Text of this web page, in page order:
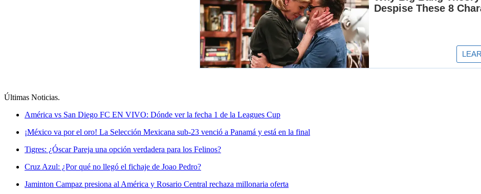
Últimas Noticias.
América vs San Diego FC EN VIVO: Dónde ver la fecha 1 de la Leagues Cup
¡México va por el oro! La Selección Mexicana sub-23 venció a Panamá y está en la final
Tigres: ¿Óscar Pareja una opción verdadera para los Felinos?
Cruz Azul: ¿Por qué no llegó el fichaje de Joao Pedro?
Jaminton Campaz presiona al América y Rosario Central rechaza millonaria oferta